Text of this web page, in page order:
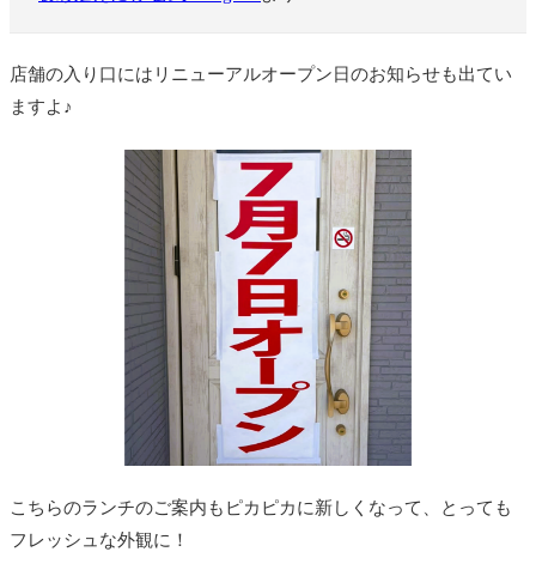
店舗の入り口にはリニューアルオープン日のお知らせも出てい
ますよ♪
こちらのランチのご案内もピカピカに新しくなって、とっても
フレッシュな外観に！